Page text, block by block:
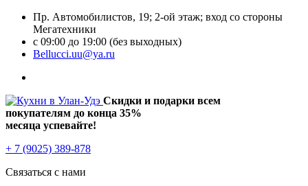
Пр. Автомобилистов, 19; 2-ой этаж; вход со стороны
Мегатехники
с 09:00 до 19:00 (без выходных)
Bellucci.uu@ya.ru
Скидки и подарки всем
покупателям до конца 35%
месяца успевайте!
+ 7 (9025) 389-878
Связаться с нами